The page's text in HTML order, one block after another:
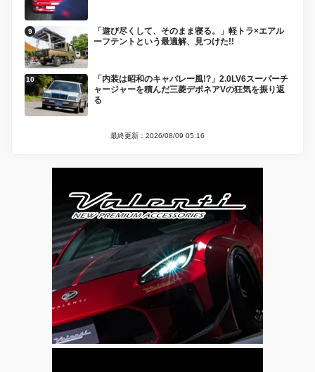
「遊び尽くして、そのまま寝る。」軽トラ×エアル
ーフテントという最適解、見つけた!!
「内装は昭和のキャバレー風!?」2.0LV6スーパーチ
ャージャーを積んだ三菱デボネアVの狂気を振り返
る
最終更新：2026/08/09 05:16